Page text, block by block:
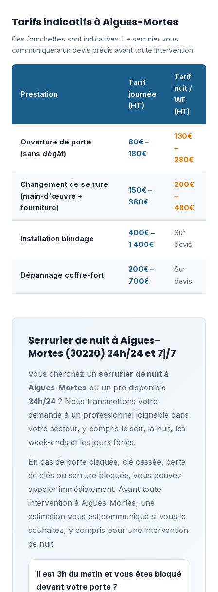
Tarifs indicatifs à Aigues-Mortes
Ces fourchettes sont indicatives. Le serrurier vous
communiquera un devis précis avant toute intervention.
Prestation
Tarif
journée
(HT)
Tarif
nuit /
WE
(HT)
Ouverture de porte
(sans dégât)
80€ –
180€
130€
–
280€
Changement de serrure
(main-d'œuvre +
fourniture)
150€ –
380€
200€
–
480€
Installation blindage
400€ –
1 400€
Sur
devis
Dépannage coffre-fort
200€ –
700€
Sur
devis
Serrurier de nuit àAigues-
Mortes(30220) 24h/24 et 7j/7
Vous cherchez un serrurier de nuit à
Aigues-Mortesou un pro disponible
24h/24? Nous transmettons votre
demande à un professionnel joignable dans
votre secteur, y compris le soir, la nuit, les
week-ends et les jours fériés.
En cas de porte claquée, clé cassée, perte
de clés ou serrure bloquée, vous pouvez
appeler immédiatement. Avant toute
intervention à Aigues-Mortes, une
estimation vous est communiqué si vous le
souhaitez, y compris pour une intervention
de nuit.
Il est 3h du matin et vous êtes bloqué
devant votre porte ?